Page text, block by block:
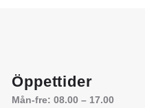
Öppettider
Mån-fre: 08.00 – 17.00